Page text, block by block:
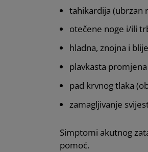
tahikardija (ubrzan
otečene noge i/ili
hladna, znojna i
plavkasta
pad krvnog tlaka
zamagljivanje
Simptomi akutnog
pomoć.